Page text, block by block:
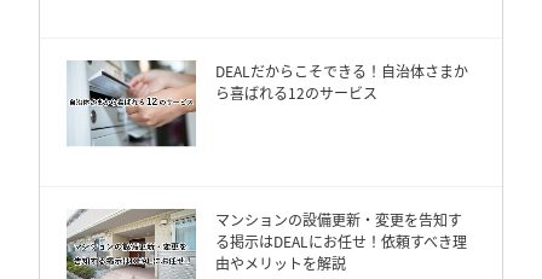
DEALだからこそできる！自治体さまか
ら喜ばれる12のサービス
マンションの設備更新・変更を告知す
る掲示はDEALにお任せ！依頼すべき理
由やメリットを解説